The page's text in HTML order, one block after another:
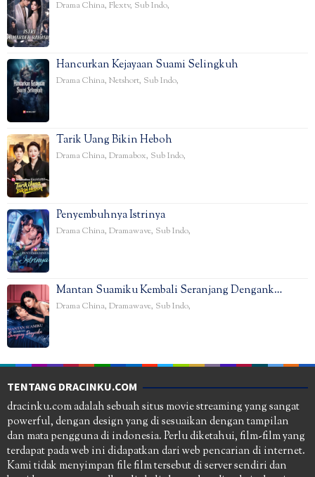
Drama China, Flextv, Sub Indo,
Hancurkan Kejayaan Suami Selingkuh
Drama China, Netshort, Sub Indo,
Tarik Uang Bikin Heboh
Drama China, Dramabox, Sub Indo,
Penyembuhnya Istrinya
Drama China, Dramawave, Sub Indo,
Mantan Suamiku Kembali Seranjang Dengank…
Drama China, Dramawave, Sub Indo,
TENTANG DRACINKU.COM
dracinku.com adalah sebuah situs movie streaming yang sangat
powerful, dengan design yang di sesuaikan dengan tampilan
dan mata pengguna di indonesia. Perlu diketahui, film-film yang
terdapat pada web ini didapatkan dari web pencarian di internet.
Kami tidak menyimpan file film tersebut di server sendiri dan